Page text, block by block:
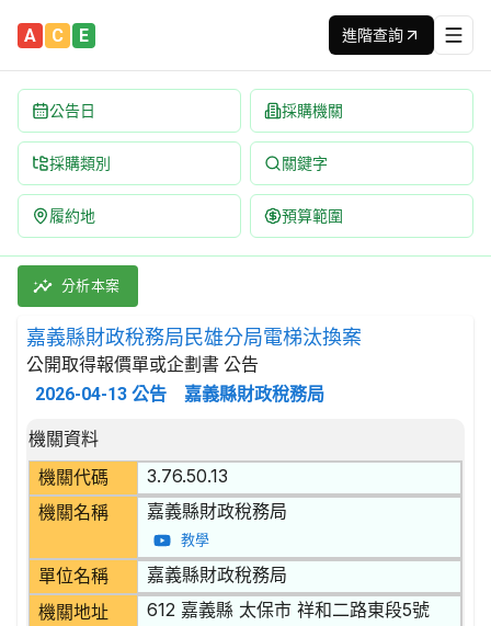
A C E 進階查詢
公告日 採購機關
採購類別 關鍵字
履約地 預算範圍
嘉義縣財政稅務局民雄分局電梯汰換案 招標公告 | 案號：
採購類別：財物類 吊車,操作處理設備及其零件 | 招標方式
分析本案
嘉義縣財政稅務局民雄分局電梯汰換案
公開取得報價單或企劃書 公告
2026-04-13 公告 嘉義縣財政稅務局
招標公告詳細內容
機關資料
機關代碼
3.76.50.13
機關名稱 嘉義縣財政稅務局
教學
單位名稱 嘉義縣財政稅務局
機關地址 612 嘉義縣 太保市 祥和二路東段5號